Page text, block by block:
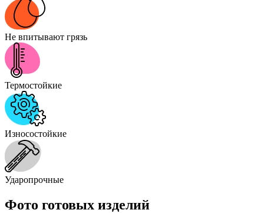
Не впитывают грязь
Термостойкие
Износостойкие
Ударопрочные
Фото готовых изделий